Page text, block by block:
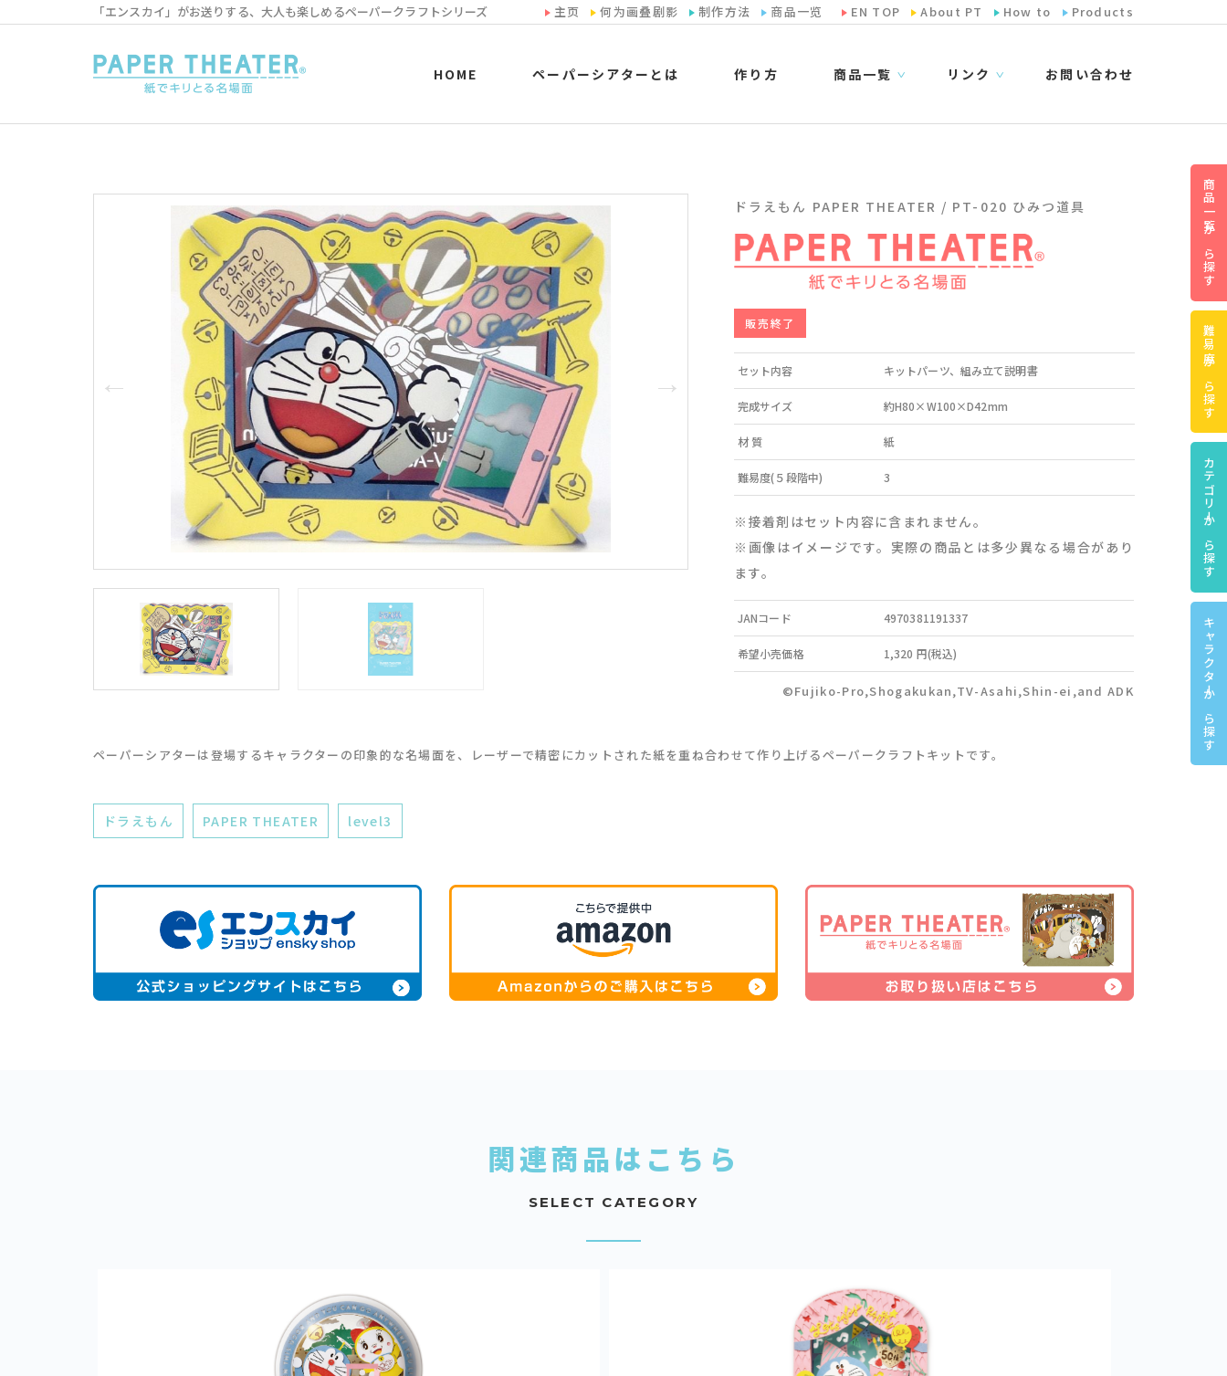
「エンスカイ」がお送りする、大人も楽しめるペーパークラフトシリーズ 主页 何为画叠剧影 制作方法 商品一览 EN TOP About PT How to Products
HOME ペーパーシアターとは 作り方 商品一覧 ∨ リンク ∨ お問い合わせ
ドラえもん PAPER THEATER / PT-020 ひみつ道具
販売終了
セット内容 キットパーツ、組み立て説明書
完成サイズ 約H80×W100×D42mm
材 質 紙
難易度(５段階中) 3
※接着剤はセット内容に含まれません。
※画像はイメージです。実際の商品とは多少異なる場合があり
ます。
JANコード 4970381191337
希望小売価格 1,320 円(税込)
©Fujiko-Pro,Shogakukan,TV-Asahi,Shin-ei,and ADK
ペーパーシアターは登場するキャラクターの印象的な名場面を、レーザーで精密にカットされた紙を重ね合わせて作り上げるペーパークラフトキットです。
商品一覧から探す
難易度から探す
カテゴリーから探す
キャラクターから探す
ドラえもん PAPER THEATER level3
関連商品はこちら
SELECT CATEGORY